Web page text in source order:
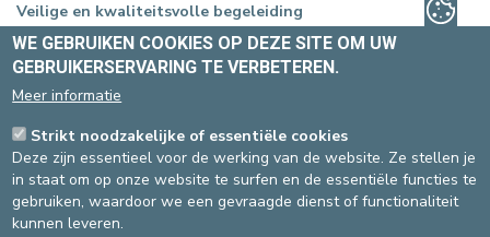
Veilige en kwaliteitsvolle begeleiding
Het dialysecentrum van de Europa Ziekenhuizen in Ukkel
garandeert een kwaliteitsvolle begeleiding dankzij:
2 toegewijde verpleegkundigen
Persoonlijke opvolging in een kleinschalige en aangename
omgeving
Tijdens de sessie wordt een lichte maaltijd (boterhammen)
aangeboden om het comfort van de patiënten te verhogen.
WE GEBRUIKEN COOKIES OP DEZE SITE OM UW
GEBRUIKERSERVARING TE VERBETEREN.
Meer informatie
Strikt noodzakelijke of essentiële cookies
Deze zijn essentieel voor de werking van de website. Ze stellen je
in staat om op onze website te surfen en de essentiële functies te
gebruiken, waardoor we een gevraagde dienst of functionaliteit
kunnen leveren.